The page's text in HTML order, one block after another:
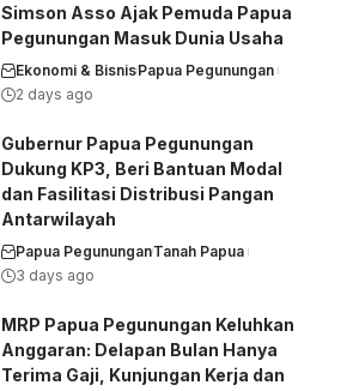
Simson Asso Ajak Pemuda Papua
Pegunungan Masuk Dunia Usaha
Ekonomi & BisnisPapua Pegunungan
2 days ago
Gubernur Papua Pegunungan
Dukung KP3, Beri Bantuan Modal
dan Fasilitasi Distribusi Pangan
Antarwilayah
Papua PegununganTanah Papua
3 days ago
MRP Papua Pegunungan Keluhkan
Anggaran: Delapan Bulan Hanya
Terima Gaji, Kunjungan Kerja dan